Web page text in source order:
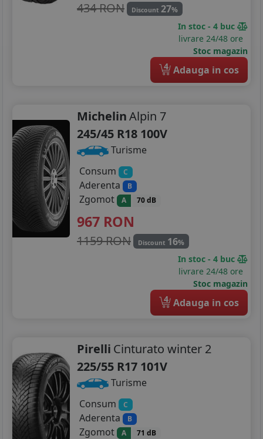
434 RON Discount 27%
In stoc - 4 buc
livrare 24/48 ore
Stoc magazin
4 Adauga in cos
MichelinAlpin 7
245/45 R18 100V
Turisme
Consum
C
Aderenta B
Zgomot A 70 dB
967 RON
1159 RON Discount 16%
In stoc - 4 buc
livrare 24/48 ore
Stoc magazin
4 Adauga in cos
Pirelli Cinturato winter 2
225/55 R17 101V
Turisme
Consum
C
Aderenta B
Zgomot A 71 dB